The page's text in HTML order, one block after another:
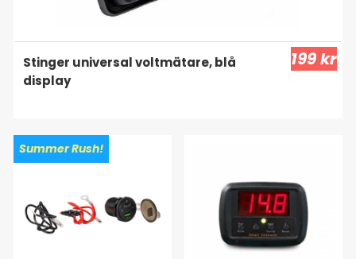
Stinger universal voltmätare, blå
display
199 kr
Summer Rush!